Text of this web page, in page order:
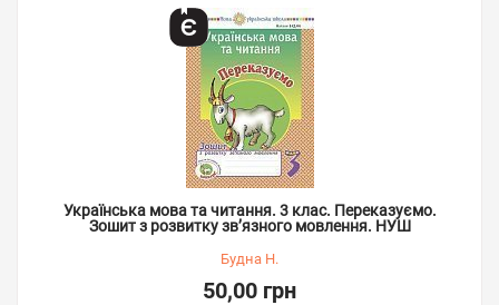
Українська мова та читання. 3 клас. Переказуємо.
Зошит з розвитку зв’язного мовлення. НУШ
Будна Н.
50,00 грн